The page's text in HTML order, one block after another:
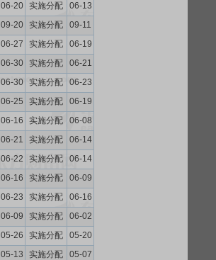
06-20 实施分配
06-13
09-20 实施分配
09-11
06-27 实施分配
06-19
06-30 实施分配
06-21
06-30 实施分配
06-23
06-25 实施分配
06-19
06-16 实施分配
06-08
06-21 实施分配
06-14
06-22 实施分配
06-14
06-16 实施分配
06-09
06-23 实施分配
06-16
06-09 实施分配
06-02
05-26 实施分配
05-20
05-13 实施分配
05-07